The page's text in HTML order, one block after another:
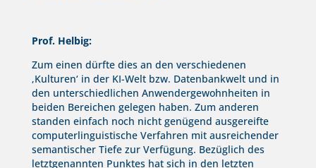
Prof. Helbig:
Zum einen dürfte dies an den verschiedenen
‚Kulturen‘ in der KI-Welt bzw. Datenbankwelt und in
den unterschiedlichen Anwendergewohnheiten in
beiden Bereichen gelegen haben. Zum anderen
standen einfach noch nicht genügend ausgereifte
computerlinguistische Verfahren mit ausreichender
semantischer Tiefe zur Verfügung. Bezüglich des
letztgenannten Punktes hat sich in den letzten